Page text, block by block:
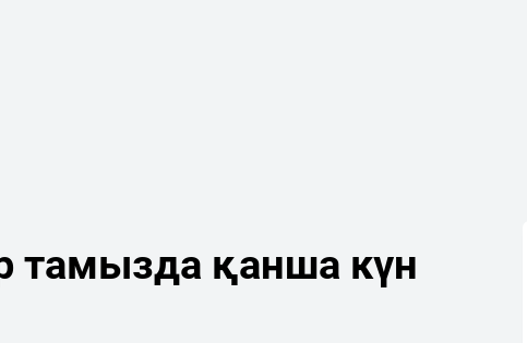
тамызда қанша күн